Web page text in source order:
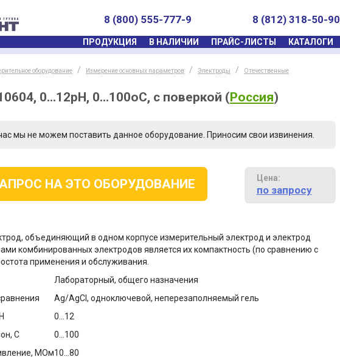
8 (812) 318-50-90
8 (800) 555-777-9
ПРОДУКЦИЯ В НАЛИЧИИ ПРАЙС-ЛИСТЫ КАТАЛОГИ
оборудование Измерение основных параметров Электроды Отечественные
0...12pH, 0...100оС, с поверкой (Россия)
мы не можем поставить данное оборудование. Приносим свои извинения.
НА ЭТО ОБОРУДОВАНИЕ Цена:
по запросу
объединяющий в одном корпусе измерительный электрод и электрод
комбинированных электродов является их компактность (по сравнению с
применения и обслуживания.
Лабораторный, общего назначения
Ag/AgCl, одноключевой, неперезаполняемый гель
0...12
С
0...100
МОм10...80